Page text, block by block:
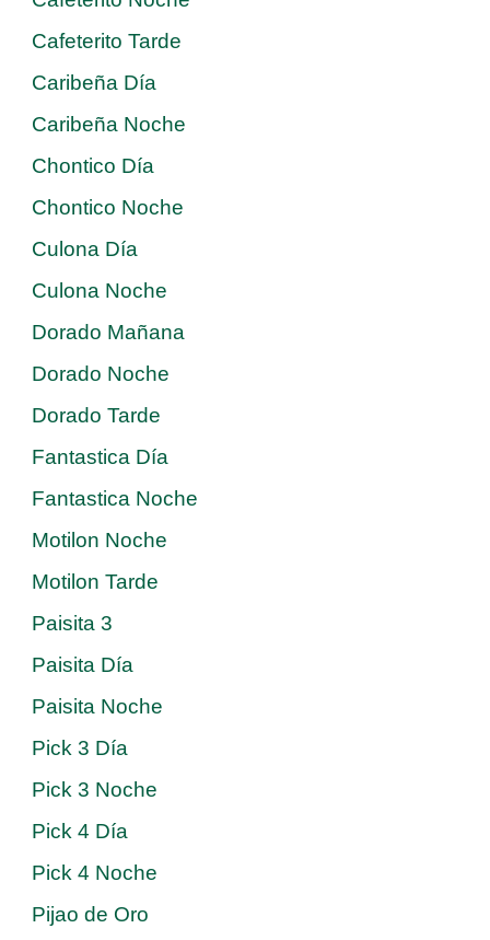
Cafeterito Tarde
Caribeña Día
Caribeña Noche
Chontico Día
Chontico Noche
Culona Día
Culona Noche
Dorado Mañana
Dorado Noche
Dorado Tarde
Fantastica Día
Fantastica Noche
Motilon Noche
Motilon Tarde
Paisita 3
Paisita Día
Paisita Noche
Pick 3 Día
Pick 3 Noche
Pick 4 Día
Pick 4 Noche
Pijao de Oro